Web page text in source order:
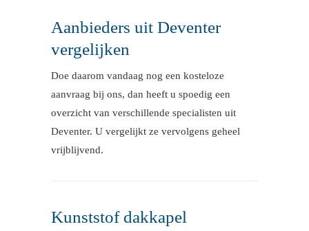
Aanbieders uit Deventer
vergelijken
Doe daarom vandaag nog een kosteloze
aanvraag bij ons, dan heeft u spoedig een
overzicht van verschillende specialisten uit
Deventer. U vergelijkt ze vervolgens geheel
vrijblijvend.
Kunststof dakkapel